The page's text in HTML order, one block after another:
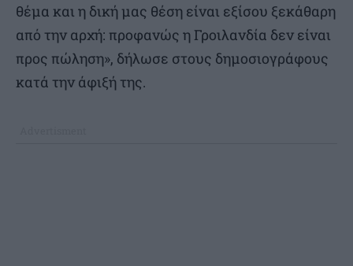
θέμα και η δική μας θέση είναι εξίσου ξεκάθαρη
από την αρχή: προφανώς η Γροιλανδία δεν είναι
προς πώληση», δήλωσε στους δημοσιογράφους
κατά την άφιξή της.